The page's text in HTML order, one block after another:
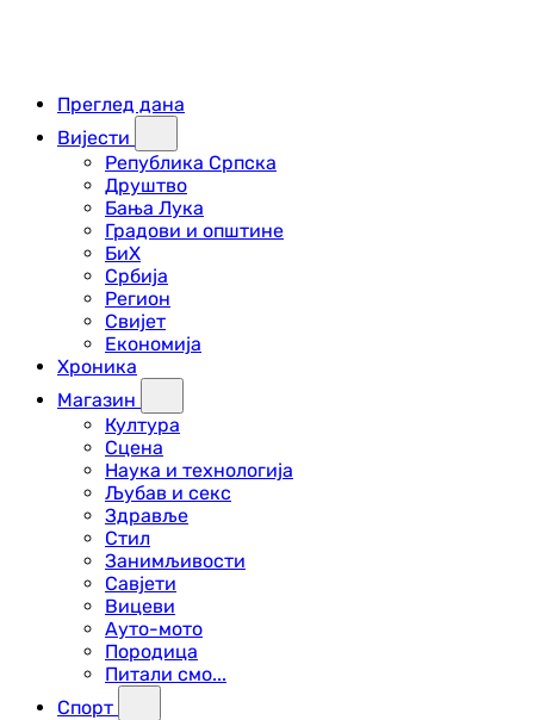
Преглед дана
Вијести
Република Српска
Друштво
Бања Лука
Градови и општине
БиХ
Србија
Регион
Свијет
Економија
Хроника
Магазин
Култура
Сцена
Наука и технологија
Љубав и секс
Здравље
Стил
Занимљивости
Савјети
Вицеви
Ауто-мото
Породица
Питали смо...
Спорт